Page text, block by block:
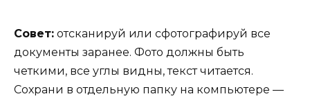
Совет: отсканируй или сфотографируй все
документы заранее. Фото должны быть
четкими, все углы видны, текст читается.
Сохрани в отдельную папку на компьютере —